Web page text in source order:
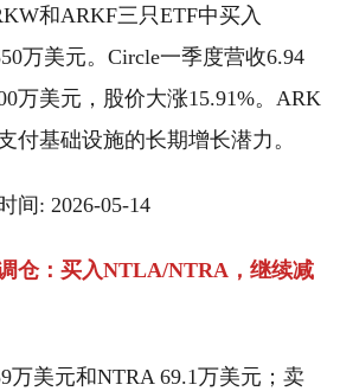
和ARKF三只ETF中买入
万美元。Circle一季度营收6.94
万美元，股价大涨15.91%。ARK
付基础设施的长期增长潜力。
间: 2026-05-14
仓：买入NTLA/NTRA，继续减
万美元和NTRA 69.1万美元；卖